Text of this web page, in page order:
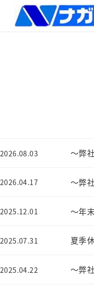
～弊
2026.08.03
～弊
2026.04.17
～年
2025.12.01
夏季
2025.07.31
～弊
2025.04.22